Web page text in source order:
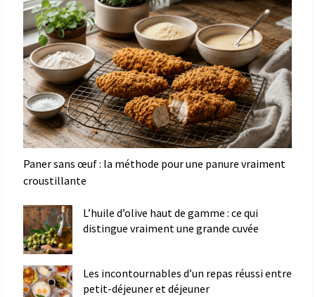
Paner sans œuf : la méthode pour une panure vraiment
croustillante
L’huile d’olive haut de gamme : ce qui
distingue vraiment une grande cuvée
Les incontournables d’un repas réussi entre
petit-déjeuner et déjeuner